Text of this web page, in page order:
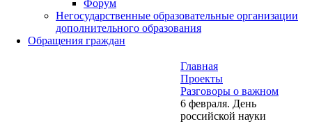
Форум
Негосударственные образовательные организации
дополнительного образования
Обращения граждан
Главная
Проекты
Разговоры о важном
6 февраля. День
российской науки